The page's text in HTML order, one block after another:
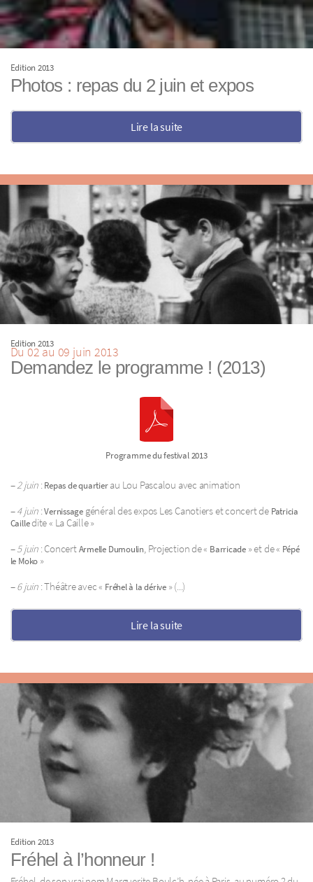
Edition 2013
Photos : repas du 2 juin et expos
Lire la suite
Edition 2013
Du 02 au 09 juin 2013
Demandez le programme ! (2013)
Programme du festival 2013
–2 juin: Repas de quartierau Lou Pascalou avec animation
–4 juin:Vernissage général des expos Les Canotiers et concert de Patricia
Cailledite « La Caille »
–5 juin: ConcertArmelle Dumoulin, Projection de « Barricade » et de « Pépé
le Moko »
–6 juin: Théâtre avec « Fréhel à la dérive » (...)
Lire la suite
Edition 2013
Fréhel à l’honneur !